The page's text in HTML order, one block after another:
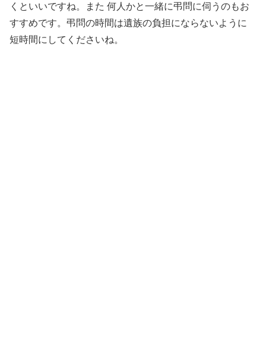
くといいですね。また 何人かと一緒に弔問に伺うのもお
すすめです。弔問の時間は遺族の負担にならないように
短時間にしてくださいね。